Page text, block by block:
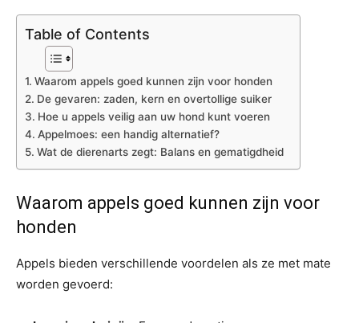
Table of Contents
Waarom appels goed kunnen zijn voor honden
De gevaren: zaden, kern en overtollige suiker
Hoe u appels veilig aan uw hond kunt voeren
Appelmoes: een handig alternatief?
Wat de dierenarts zegt: Balans en gematigdheid
Waarom appels goed kunnen zijn voor
honden
Appels bieden verschillende voordelen als ze met mate
worden gevoerd: